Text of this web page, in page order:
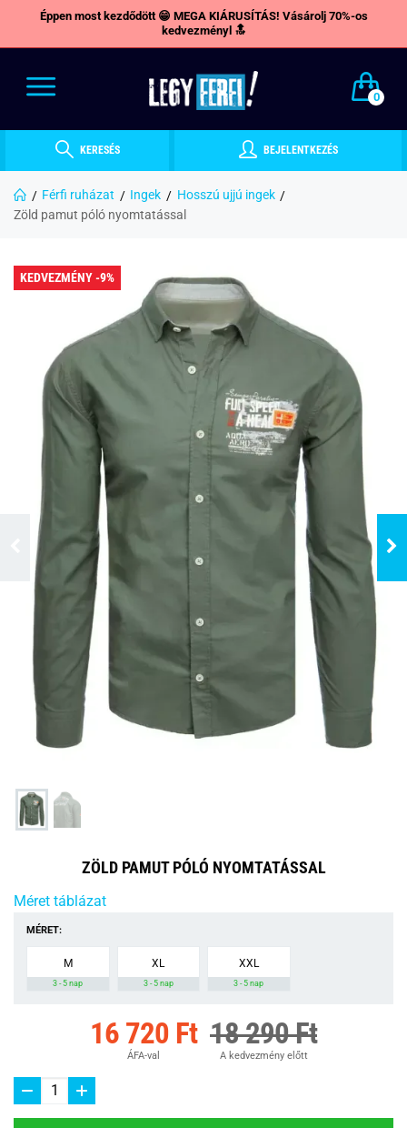
Éppen most kezdődött 😁 MEGA KIÁRUSÍTÁS! Vásárolj 70%-os
kedvezményl 🔝
0
KERESÉS BEJELENTKEZÉS
Férfi ruházat Ingek
Hosszú ujjú ingek
Zöld pamut póló nyomtatással
KEDVEZMÉNY -9%
ZÖLD PAMUT PÓLÓ NYOMTATÁSSAL
Méret táblázat
MÉRET:
M
3 - 5 nap
XL
3 - 5 nap
XXL
3 - 5 nap
16 720 Ft
ÁFA-val
18 290 Ft
A kedvezmény előtt